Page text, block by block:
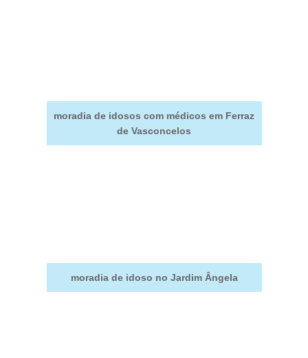
moradia de idosos com médicos em Ferraz
de Vasconcelos
moradia de idoso no Jardim Ângela